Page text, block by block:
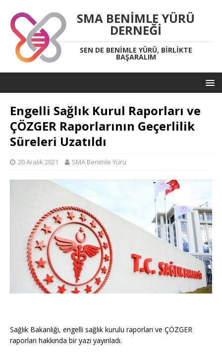
SMA BENIMLE YÜRÜ
DERNEĞI
SEN DE BENIMLE YÜRÜ, BIRLIKTE
BAŞARALIM
Engelli Sağlık Kurul Raporları ve
ÇÖZGER Raporlarının Geçerlilik
Süreleri Uzatıldı
20 Aralık 2021 SMA Benimle Yürü
Sağlık Bakanlığı, engelli sağlık kurulu raporları ve ÇÖZGER
raporları hakkında bir yazı yayınladı.